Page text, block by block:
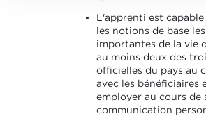
L'apprenti est
les notions de base
importantes de la vie
au moins deux des
officielles du pays au
avec les bénéficiaires
employer au cours de
communication